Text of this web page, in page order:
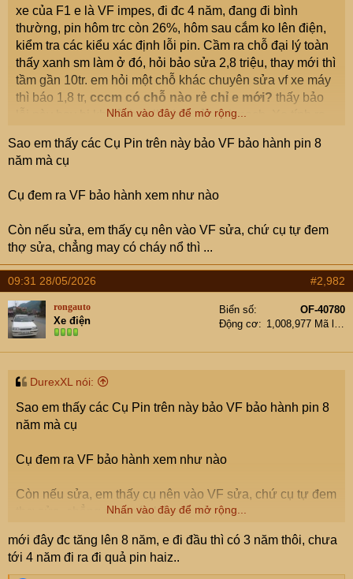
r
xe của F1 e là VF impes, đi đc 4 năm, đang đi bình
thường, pin hôm trc còn 26%, hôm sau cắm ko lên điện,
kiểm tra các kiểu xác định lỗi pin. Cầm ra chỗ đại lý toàn
thấy xanh sm làm ở đó, hỏi bảo sửa 2,8 triệu, thay mới thì
tầm gần 10tr. em hỏi một chỗ khác chuyên sửa vf xe máy
thì báo 1,8 tr, cccm có chỗ nào rẻ chỉ e mới? thấy bảo
lỗi này hay bị khi lệch cell. phải sửa lại mạch. Xe tính ra
mặn phết
Nhấn vào đây để mở rộng...
Sao em thấy các Cụ Pin trên này bảo VF bảo hành pin 8
năm mà cụ
Cụ đem ra VF bảo hành xem như nào
Còn nếu sửa, em thấy cụ nên vào VF sửa, chứ cụ tự đem
thợ sửa, chẳng may có cháy nổ thì ...
09:31 28/05/2026 #2,982
rongauto
Xe điện
Biển số
OF-40780
Động cơ
1,008,977 Mã lực
DurexXL nói:
Sao em thấy các Cụ Pin trên này bảo VF bảo hành pin 8
năm mà cụ
Cụ đem ra VF bảo hành xem như nào
Còn nếu sửa, em thấy cụ nên vào VF sửa, chứ cụ tự đem
thợ sửa, chẳng may có cháy nổ thì ...
Nhấn vào đây để mở rộng...
mới đây đc tăng lên 8 năm, e đi đầu thì có 3 năm thôi, chưa
tới 4 năm đi ra đi quả pin haiz..